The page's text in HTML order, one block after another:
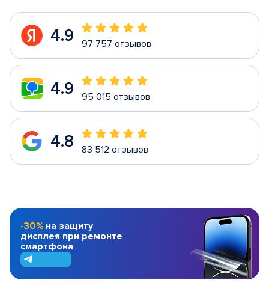
4.9 97 757 отзывов
4.9 95 015 отзывов
4.8 83 512 отзывов
-30% на защиту
дисплея при ремонте
смартфона